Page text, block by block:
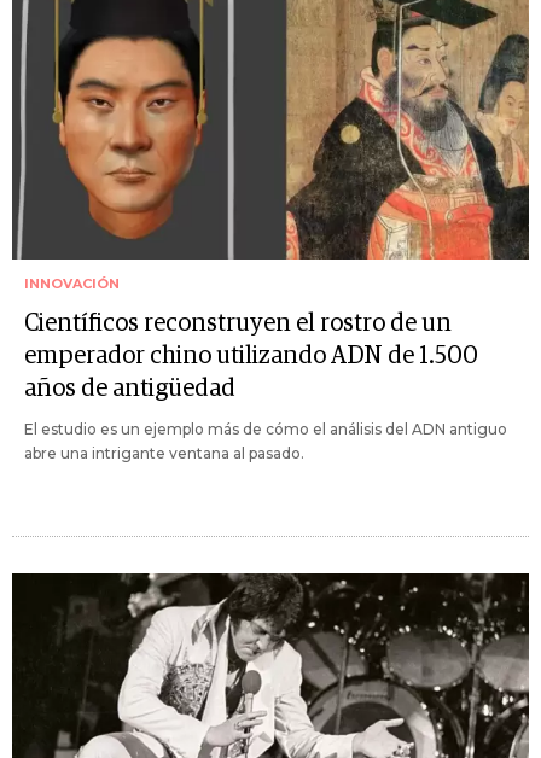
INNOVACIÓN
Científicos reconstruyen el rostro de un
emperador chino utilizando ADN de 1.500
años de antigüedad
El estudio es un ejemplo más de cómo el análisis del ADN antiguo
abre una intrigante ventana al pasado.